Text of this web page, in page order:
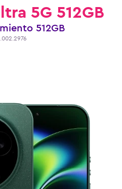
5G 512GB
512GB